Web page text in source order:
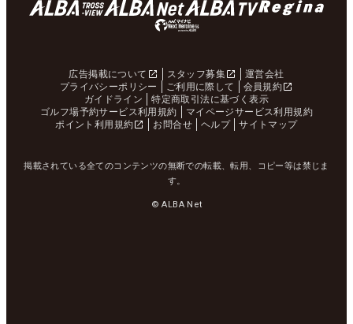
広告掲載について スタッフ募集
運営会社
プライバシーポリシー
ご利用に際して
会員規約
ガイドライン
特定商取引法に基づく表示
ゴルフ場予約サービス利用規約
マイページサービス利用規約
ポイント利用規約
お問合せ ヘルプ サイトマップ
掲載されている全てのコンテンツの無断での転載、転用、コピー等は禁じま
す。
© ALBA Net